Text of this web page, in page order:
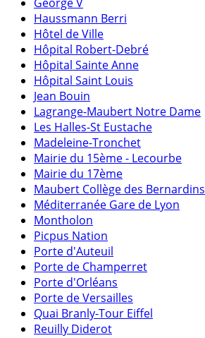
Haussmann Berri
Hôtel de Ville
Hôpital Robert-Debré
Hôpital Sainte Anne
Hôpital Saint Louis
Jean Bouin
Lagrange-Maubert Notre Dame
Les Halles-St Eustache
Madeleine-Tronchet
Mairie du 15ème - Lecourbe
Mairie du 17ème
Maubert Collège des Bernardins
Méditerranée Gare de Lyon
Montholon
Picpus Nation
Porte d'Auteuil
Porte de Champerret
Porte d'Orléans
Porte de Versailles
Quai Branly-Tour Eiffel
Reuilly Diderot